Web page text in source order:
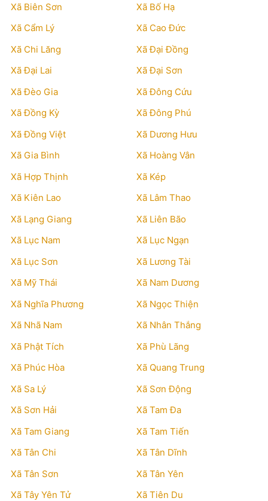
Xã Biên Sơn
Xã Bố Hạ
Xã Cẩm Lý
Xã Cao Đức
Xã Chi Lăng
Xã Đại Đồng
Xã Đại Lai
Xã Đại Sơn
Xã Đèo Gia
Xã Đông Cứu
Xã Đồng Kỳ
Xã Đông Phú
Xã Đồng Việt
Xã Dương Hưu
Xã Gia Bình
Xã Hoàng Vân
Xã Hợp Thịnh
Xã Kép
Xã Kiên Lao
Xã Lâm Thao
Xã Lạng Giang
Xã Liên Bão
Xã Lục Nam
Xã Lục Ngạn
Xã Lục Sơn
Xã Lương Tài
Xã Mỹ Thái
Xã Nam Dương
Xã Nghĩa Phương
Xã Ngọc Thiện
Xã Nhã Nam
Xã Nhân Thắng
Xã Phật Tích
Xã Phù Lãng
Xã Phúc Hòa
Xã Quang Trung
Xã Sa Lý
Xã Sơn Động
Xã Sơn Hải
Xã Tam Đa
Xã Tam Giang
Xã Tam Tiến
Xã Tân Chi
Xã Tân Dĩnh
Xã Tân Sơn
Xã Tân Yên
Xã Tây Yên Tử
Xã Tiên Du